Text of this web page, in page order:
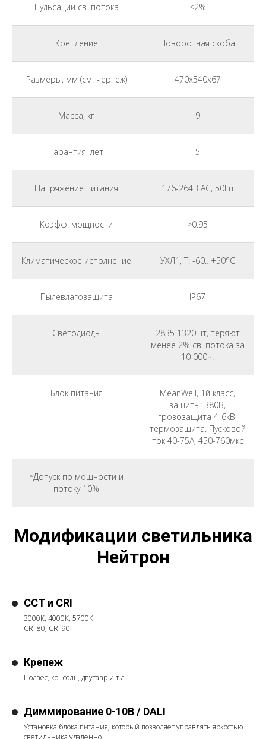
Пульсации св. потока <2%
Крепление Поворотная скоба
Размеры, мм (см. чертеж) 470x540x67
Масса, кг 9
Гарантия, лет 5
Напряжение питания 176-264В АС, 50Гц
Коэфф. мощности >0.95
Климатическое исполнение УХЛ1, Т: -60…+50°С
Пылевлагозащита IP67
Светодиоды
2835 1320шт, теряют
менее 2% св. потока за
10 000ч.
Блок питания
MeanWell, 1й класс,
защиты: 380В,
грозозащита 4-6кВ,
термозащита. Пусковой
ток 40-75A, 450-760мкс
*Допуск по мощности и
потоку 10%
Модификации светильника
Нейтрон
CCT и CRI
3000К, 4000К, 5700К
CRI 80, CRI 90
Крепеж
Подвес, консоль, двутавр и т.д.
Диммирование 0-10В / DALI
Установка блока питания, который позволяет управлять яркостью
светильника удаленно